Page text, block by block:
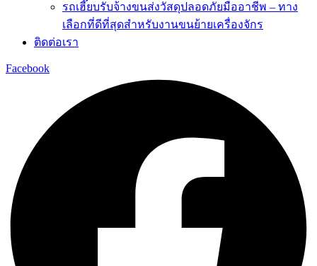
รถเฮี๊ยบรับจ้างขนส่งวัสดุปลอดภัยมืออาชีพ – ทาง
เลือกที่ดีที่สุดสำหรับงานขนย้ายเครื่องจักร
ติดต่อเรา
Facebook